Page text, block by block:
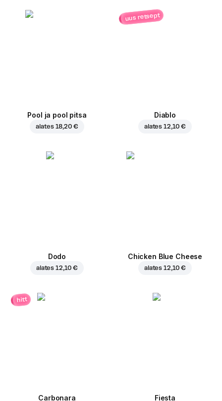
Pool ja pool pitsa
alates 18,20 €
uus retsept
Diablo
alates 12,10 €
Dodo
alates 12,10 €
Chicken Blue Cheese
alates 12,10 €
hitt
Carbonara Fiesta